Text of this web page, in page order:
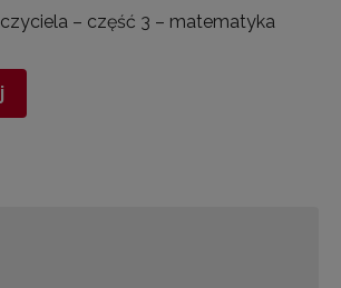
– część 3 – matematyka